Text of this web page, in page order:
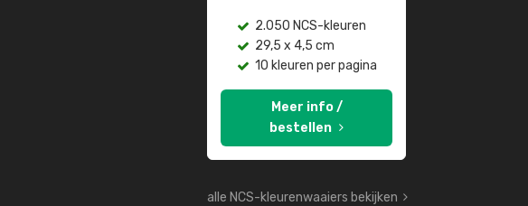
2.050 NCS-kleuren
29,5 x 4,5 cm
10 kleuren per pagina
Meer info /
bestellen
alle NCS-kleurenwaaiers bekijken